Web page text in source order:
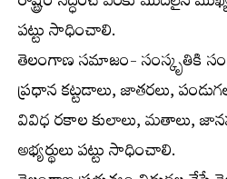
పట్టు సాధించాలి.
తెలంగాణ సమాజం- సంస్కృతికి
ప్రధాన కట్టడాలు, జాతరలు,
వివిధ రకాల కులాలు, మతాలు,
అభ్యర్థులు పట్టు సాధించాలి.